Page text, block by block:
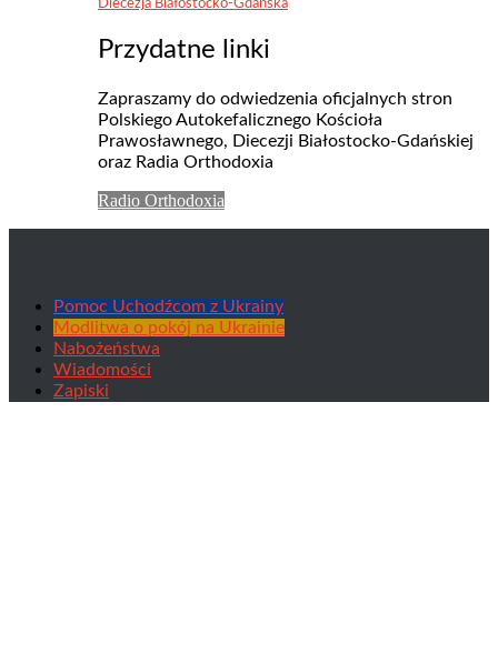
Przydatne linki
Zapraszamy do odwiedzenia oficjalnych stron
Polskiego Autokefalicznego Kościoła
Prawosławnego, Diecezji Białostocko-Gdańskiej
oraz Radia Orthodoxia
Radio Orthodoxia
Pomoc Uchodźcom z Ukrainy
Modlitwa o pokój na Ukrainie
Nabożeństwa
Wiadomości
Zapiski